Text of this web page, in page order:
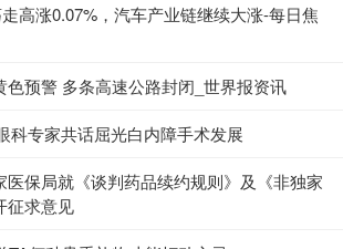
高涨0.07%，汽车产业链继续大涨-每日焦
色预警 多条高速公路封闭_世界报资讯
科专家共话屈光白内障手术发展
医保局就《谈判药品续约规则》及《非独家
征求意见